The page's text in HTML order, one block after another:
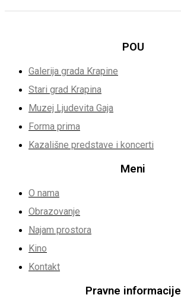
POU
Galerija grada Krapine
Stari grad Krapina
Muzej Ljudevita Gaja
Forma prima
Kazališne predstave i koncerti
Meni
O nama
Obrazovanje
Najam prostora
Kino
Kontakt
Pravne informacije